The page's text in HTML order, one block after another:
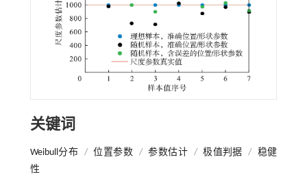
关键词
Weibull分布 / 位置参数 / 参数估计 / 极值判据 / 稳健
性